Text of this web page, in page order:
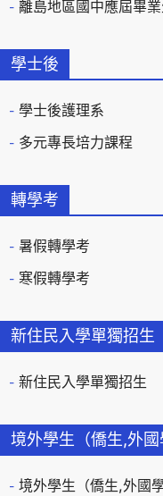
離島地區國中應屆畢
學士後
學士後護理系
多元專長培力課程
轉學考
暑假轉學考
寒假轉學考
新住民入學單獨招生
新住民入學單獨招生
境外學生（僑生,外國
境外學生（僑生,外國